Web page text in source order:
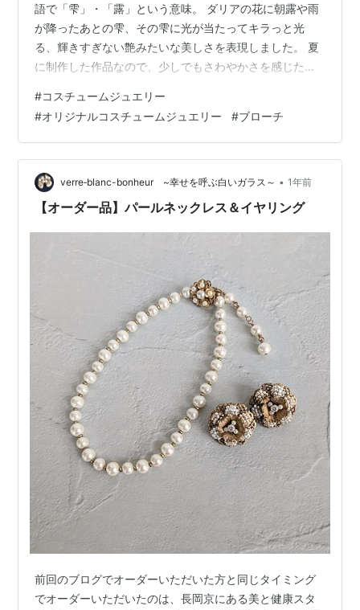
語で「雫」・「露」という意味。 ダリアの花に朝露や雨
が降ったあとの雫、その雫に光が当たってキラっと光
る、輝きすぎない艶みたいな美しさを表現しました。 夏
に制作した作品なので、少しでもさわやかさを感じたい
日本コスチュームジュエリー協会様主催セミナー「コス
チュームジュエラーズ エッセンシャルセミナー」で制作
した課題作品です。 課題と言っても、今回は「ブロー
チ」、次は「イヤリング」などとアイテムが決まってい
るだけで、どんなデザインにするのかは自由なんです。
なので、そこが一番の…
#コスチュームジュエリー
#オリジナルコスチュームジュエリー #ブローチ
verre‐blanc-bonheur ~幸せを呼ぶ白いガラス～ • 1年前
【オーダー品】パールネックレス＆イヤリング
前回のブログでオーダーいただいた方と同じタイミング
でオーダーいただいたのは、長岡京にある美と健康スタ